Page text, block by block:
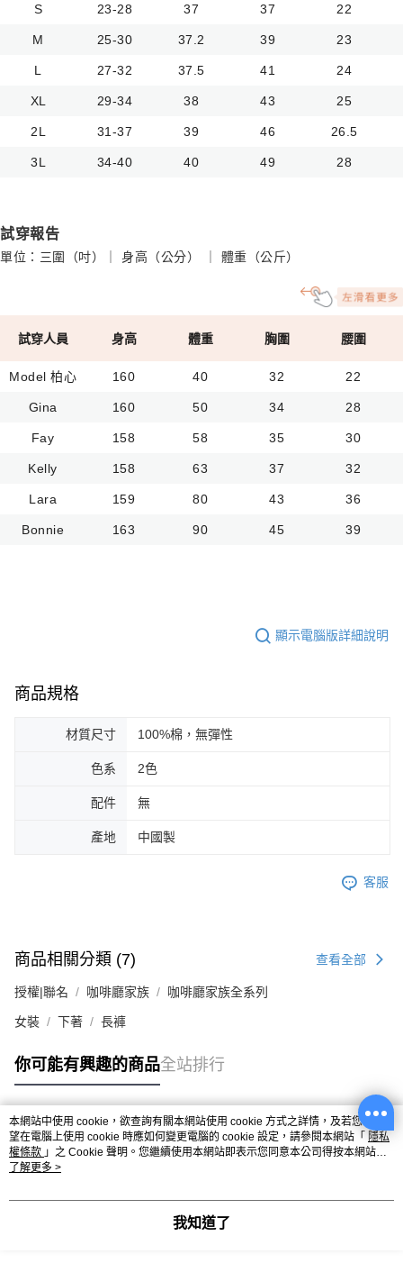
S 23-28 37 37 22
M 25-30 37.2 39 23
L 27-32 37.5 41 24
XL 29-34 38 43 25
2L 31-37 39 46 26.5
3L 34-40 40 49 28
試穿報告
單位：三圍（吋）｜ 身高（公分） ｜ 體重（公斤）
試穿人員 身高 體重 胸圍 腰圍
Model 柏心 160 40 32 22
Gina 160 50 34 28
Fay 158 58 35 30
Kelly 158 63 37 32
Lara 159 80 43 36
Bonnie 163 90 45 39
顯示電腦版詳細說明
商品規格
材質尺寸 100%棉，無彈性
色系 2色
配件 無
產地 中國製
客服
商品相關分類 (7) 查看全部
授權|聯名 咖啡廳家族 咖啡廳家族全系列
女裝 下著 長褲
你可能有興趣的商品全站排行
熱門標籤
本網站中使用 cookie，欲查詢有關本網站使用 cookie 方式之詳情，及若您不希
望在電腦上使用 cookie 時應如何變更電腦的 cookie 設定，請參閱本網站「 隱私
權條款 」之 Cookie 聲明。您繼續使用本網站即表示您同意本公司得按本網站使
用條款之 Cookie 聲明使用 cookie。
了解更多 >
我知道了